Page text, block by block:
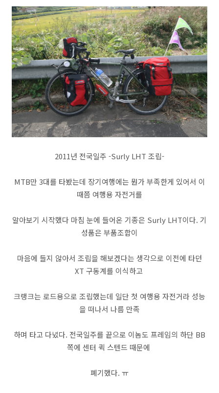
2011년 전국일주 -Surly LHT 조립-
MTB만 3대를 타봤는데 장기여행에는 뭔가 부족한게 있어서 이
때쯤 여행용 자전거를
알아보기 시작했다 마침 눈에 들어온 기종은 Surly LHT이다. 기
성품은 부품조합이
마음에 들지 않아서 조립을 해보겠다는 생각으로 이전에 타던
XT 구동계를 이식하고
크랭크는 로드용으로 조립했는데 일단 첫 여행용 자전거라 성능
을 떠나서 나름 만족
하며 타고 다녔다. 전국일주를 끝으로 이놈도 프레임의 하단 BB
쪽에 센터 퀵 스텐드 때문에
폐기했다. ㅠ